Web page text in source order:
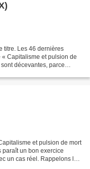
titre. Les 46 dernières
« Capitalisme et pulsion de
décevantes, parce
et pulsion de mort
paraît un bon exercice
un cas réel. Rappelons les